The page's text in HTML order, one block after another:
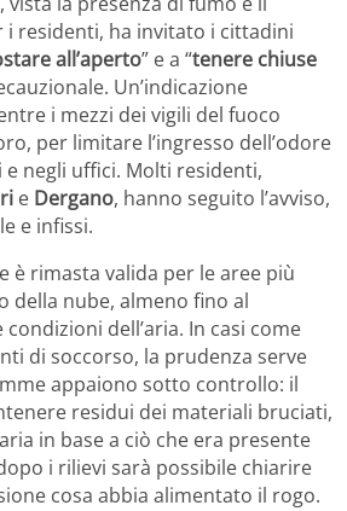
i residenti, ha invitato i cittadini
all’aperto” e a “tenere chiuse
Un’indicazione
i mezzi dei vigili del fuoco
per limitare l’ingresso dell’odore
negli uffici. Molti residenti,
e Dergano, hanno seguito l’avviso,
e infissi.
è rimasta valida per le aree più
della nube, almeno fino al
dell’aria. In casi come
di soccorso, la prudenza serve
appaiono sotto controllo: il
residui dei materiali bruciati,
in base a ciò che era presente
i rilievi sarà possibile chiarire
cosa abbia alimentato il rogo.